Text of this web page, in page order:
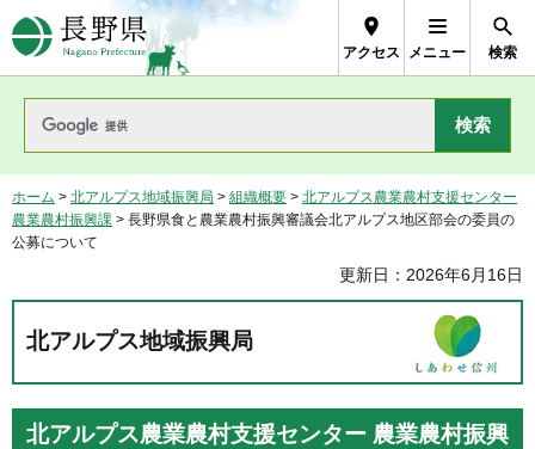
長野県Nagano Prefecture
アクセス メニュー 検索
ホーム > 北アルプス地域振興局 > 組織概要 > 北アルプス農業農村支援センター
農業農村振興課 > 長野県食と農業農村振興審議会北アルプス地区部会の委員の
公募について
更新日：2026年6月16日
北アルプス地域振興局
北アルプス農業農村支援センター 農業農村振興